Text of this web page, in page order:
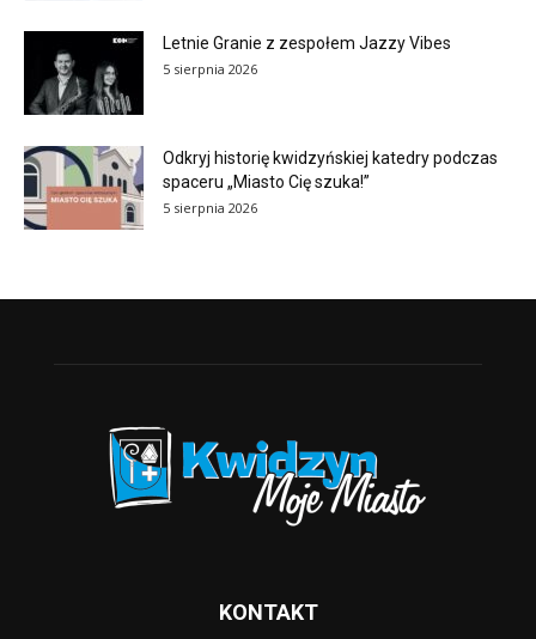
Letnie Granie z zespołem Jazzy Vibes
5 sierpnia 2026
Odkryj historię kwidzyńskiej katedry podczas
spaceru „Miasto Cię szuka!”
5 sierpnia 2026
KONTAKT